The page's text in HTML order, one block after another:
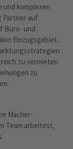
und komplexen
Partner auf
Büro- und
Einzugsgebiet.
zu vermieten
zu
Macher-
Team arbeitest,